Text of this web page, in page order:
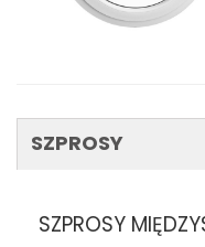
SZPROSY
SZPROSY